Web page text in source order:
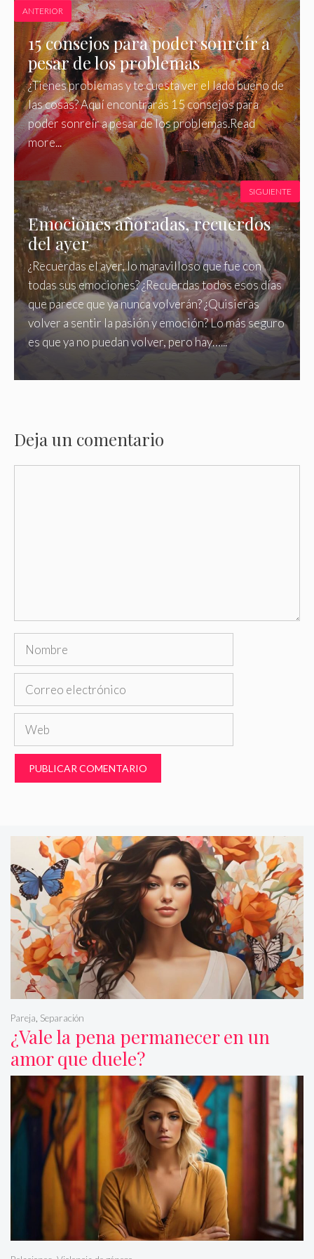
ANTERIOR
15 consejos para poder sonreír a
pesar de los problemas
¿Tienes problemas y te cuesta ver el lado bueno de
las cosas? Aquí encontrarás 15 consejos para
poder sonreír a pesar de los problemas.Read
more...
Emociones añoradas, recuerdos
del ayer
¿Recuerdas el ayer, lo maravilloso que fue con
todas sus emociones? ¿Recuerdas todos esos días
que parece que ya nunca volverán? ¿Quisieras
volver a sentir la pasión y emoción? Lo más seguro
es que ya no puedan volver, pero hay…...
SIGUIENTE
Deja un comentario
Nombre
Correo
Web
¿Vale la pena permanecer en un
amor que duele?
Pareja, Separación